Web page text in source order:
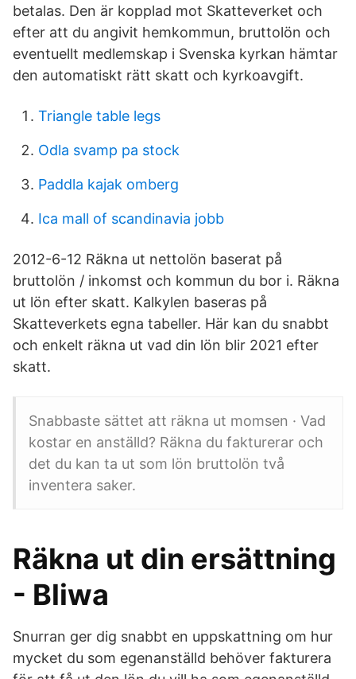
betalas. Den är kopplad mot Skatteverket och
efter att du angivit hemkommun, bruttolön och
eventuellt medlemskap i Svenska kyrkan hämtar
den automatiskt rätt skatt och kyrkoavgift.
Triangle table legs
Odla svamp pa stock
Paddla kajak omberg
Ica mall of scandinavia jobb
2012-6-12 Räkna ut nettolön baserat på
bruttolön / inkomst och kommun du bor i. Räkna
ut lön efter skatt. Kalkylen baseras på
Skatteverkets egna tabeller. Här kan du snabbt
och enkelt räkna ut vad din lön blir 2021 efter
skatt.
Snabbaste sättet att räkna ut momsen · Vad
kostar en anställd? Räkna du fakturerar och
det du kan ta ut som lön bruttolön två
inventera saker.
Räkna ut din ersättning
- Bliwa
Snurran ger dig snabbt en uppskattning om hur
mycket du som egenanställd behöver fakturera